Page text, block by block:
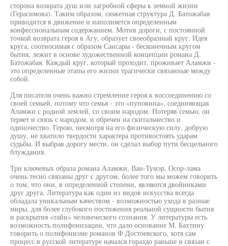
сторона возврата душ или загробной сферы к земной жизни
(Герасимова). Таким образом, сюжетная структура Д. Батожабая
приводится в движение и наполняется определенным
конфессиональным содержанием. Мотив дороги, с постоянной
точкой возврата героя в Агу, образует своеобразный круг. Идея
круга, соотносимая с образом Сансары - бесконечным кругом
бытия, лежит в основе художественной концепции романа Д.
Батожабая. Каждый круг, который проходит, проживает Аламжи -
это определенные этапы его жизни трагически связанные между
собой.
Для писателя очень важно стремление героя к воссоединению со
своей семьей, потому что семья - это «пуповина», соединяющая
Аламжи с родной землей, со своим народом. Потеряв семью, он
теряет и связь с народом, и обречен на скитальчество и
одиночество. Герою, несмотря на его физическую силу, добрую
душу, не хватило твердости характера противостоять ударам
судьбы. И выбрав дорогу мести, он сделал выбор пути бесцельного
блуждания.
Три ключевых образа романа Аламжи, Ван-Тумэр, Осор-лама
очень тесно связаны друг с другом, более того мы можем говорить
о том, что они, в определенной степени, являются двойниками
друг друга. Литература как один из видов искусства всегда
обладала уникальным качеством - возможностью ухода в разные
миры, для более глубокого постижения реальной сущности бытия
и раскрытия «тайн» человеческого сознания. У литературы есть
возможность полифонизации, что дало основание М. Бахтину
говорить о полифонизме романов Ф.Достоевского, хотя сам
процесс в русской литературе начался гораздо раньше и связан с